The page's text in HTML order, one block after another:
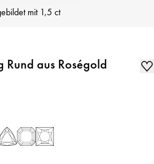
mit 1,5 ct
aus Roségold